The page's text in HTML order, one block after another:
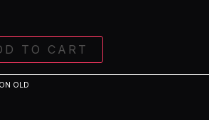
TO CART
OLD